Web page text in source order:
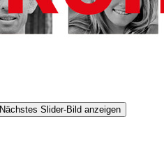
Nächstes Slider-Bild anzeigen